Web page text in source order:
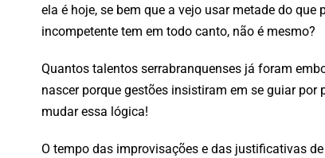
ela é hoje, se bem que a vejo usar metade do
incompetente tem em todo canto, não é mesmo?
Quantos talentos serrabranquenses já foram
nascer porque gestões insistiram em se guiar por
mudar essa lógica!
O tempo das improvisações e das justificativas